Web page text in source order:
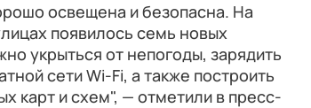
освещена и безопасна. На
появилось семь новых
укрыться от непогоды, зарядить
сети Wi-Fi, а также построить
карт и схем", — отметили в пресс-